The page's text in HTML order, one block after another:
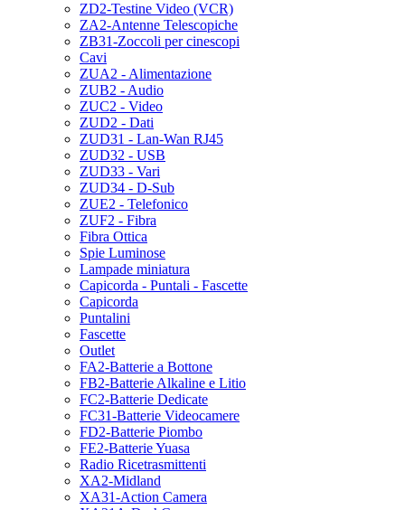
ZD2-Testine Video (VCR)
ZA2-Antenne Telescopiche
ZB31-Zoccoli per cinescopi
Cavi
ZUA2 - Alimentazione
ZUB2 - Audio
ZUC2 - Video
ZUD2 - Dati
ZUD31 - Lan-Wan RJ45
ZUD32 - USB
ZUD33 - Vari
ZUD34 - D-Sub
ZUE2 - Telefonico
ZUF2 - Fibra
Fibra Ottica
Spie Luminose
Lampade miniatura
Capicorda - Puntali - Fascette
Capicorda
Puntalini
Fascette
Outlet
FA2-Batterie a Bottone
FB2-Batterie Alkaline e Litio
FC2-Batterie Dedicate
FC31-Batterie Videocamere
FD2-Batterie Piombo
FE2-Batterie Yuasa
Radio Ricetrasmittenti
XA2-Midland
XA31-Action Camera